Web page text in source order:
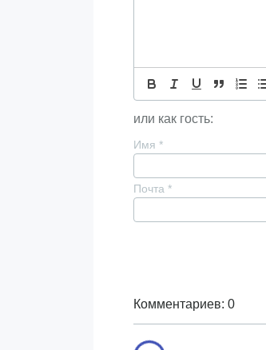
или как гость:
Имя *
Почта *
Комментариев: 0